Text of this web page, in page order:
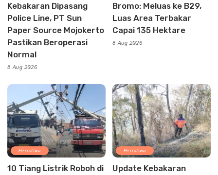
Kebakaran Dipasang
Police Line, PT Sun
Paper Source Mojokerto
Pastikan Beroperasi
Normal
8 Aug 2026
Bromo: Meluas ke B29,
Luas Area Terbakar
Capai 135 Hektare
8 Aug 2026
Peristiwa
10 Tiang Listrik Roboh di
Peristiwa
Update Kebakaran